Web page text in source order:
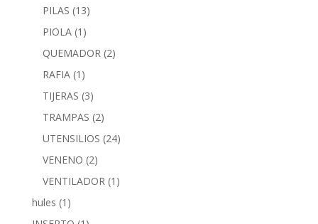
PILAS (13)
PIOLA (1)
QUEMADOR (2)
RAFIA (1)
TIJERAS (3)
TRAMPAS (2)
UTENSILIOS (24)
VENENO (2)
VENTILADOR (1)
hules (1)